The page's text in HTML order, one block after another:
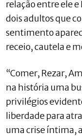
relação entre ele
dois adultos que
sentimento
receio, cautela e
“Comer, Rezar,
na história uma
privilégios
liberdade para
uma crise íntima,